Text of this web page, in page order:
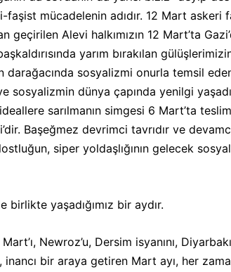
mücadelenin adıdır. 12 Mart askeri
geçirilen Alevi halkımızın 12 Mart’ta
yarım bırakılan
darağacında sosyalizmi onurla temsil
sosyalizmin dünya çapında yenilgi
sarılmanın simgesi 6 Mart’ta
Başeğmez devrimci tavrıdır ve
siper yoldaşlığının gelecek
yaşadığımız bir aydır.
Mart’ı, Newroz’u, Dersim isyanını,
bir araya getiren Mart ayı, her